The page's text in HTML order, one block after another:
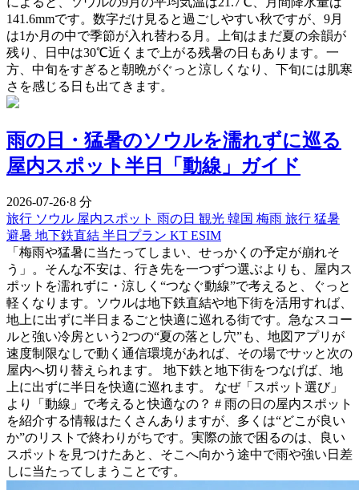
141.6mmです。数字だけ見ると過ごしやすい秋ですが、9月
は1か月の中で季節が入れ替わる月。上旬はまだ夏の余韻が
残り、日中は30℃近くまで上がる残暑の日もあります。一
方、中旬をすぎると朝晩がぐっと涼しくなり、下旬には肌寒
さを感じる日も出てきます。
雨の日・猛暑のソウルを濡れずに巡る
屋内スポット半日「動線」ガイド
2026-07-26·8 分
旅行 ソウル 屋内スポット 雨の日 観光 韓国 梅雨 旅行 猛暑
避暑 地下鉄直結 半日プラン KT ESIM
「梅雨や猛暑に当たってしまい、せっかくの予定が崩れそ
う」。そんな不安は、行き先を一つずつ選ぶよりも、屋内ス
ポットを濡れずに・涼しく“つなぐ動線”で考えると、ぐっと
軽くなります。ソウルは地下鉄直結や地下街を活用すれば、
地上に出ずに半日まるごと快適に巡れる街です。急なスコー
ルと強い冷房という2つの“夏の落とし穴”も、地図アプリが
速度制限なしで動く通信環境があれば、その場でサッと次の
屋内へ切り替えられます。 地下鉄と地下街をつなげば、地
上に出ずに半日を快適に巡れます。 なぜ「スポット選び」
より「動線」で考えると快適なの？ # 雨の日の屋内スポット
を紹介する情報はたくさんありますが、多くは“どこが良い
か”のリストで終わりがちです。実際の旅で困るのは、良い
スポットを見つけたあと、そこへ向かう途中で雨や強い日差
しに当たってしまうことです。